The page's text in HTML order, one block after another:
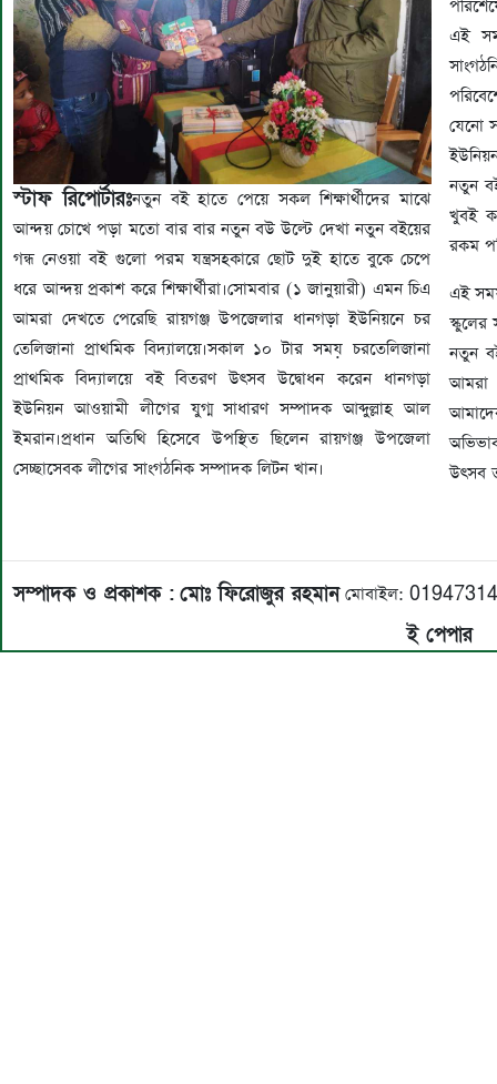
স্টাফ রিপোর্টারঃনতুন বই হাতে পেয়ে সকল শিক্ষার্থীদের মাঝে
আন্দয় চোখে পড়া মতো বার বার নতুন বউ উল্টে দেখা নতুন বইয়ের
গন্ধ নেওয়া বই গুলো পরম যন্ত্রসহকারে ছোট দুই হাতে বুকে চেপে
ধরে আন্দয় প্রকাশ করে শিক্ষার্থীরা।সোমবার (১ জানুয়ারী) এমন চিএ
আমরা দেখতে পেরেছি রায়গঞ্জ উপজেলার ধানগড়া ইউনিয়নে চর
তেলিজানা প্রাথমিক বিদ্যালয়ে।সকাল ১০ টার সময় চরতেলিজানা
প্রাথমিক বিদ্যালয়ে বই বিতরণ উৎসব উদ্বোধন করেন ধানগড়া
ইউনিয়ন আওয়ামী লীগের যুগ্ম সাধারণ সম্পাদক আব্দুল্লাহ আল
ইমরান।প্রধান অতিথি হিসেবে উপস্থিত ছিলেন রায়গঞ্জ উপজেলা
সেচ্ছাসেবক লীগের সাংগঠনিক সম্পাদক লিটন খান।
এই
যেনো
নতুন
খুবই
রকম
এই
স্কুলের
নতুন
উৎসব
সম্পাদক ও প্রকাশক : মোঃ ফিরোজুর রহমানমোবাইল:
ই পেপার